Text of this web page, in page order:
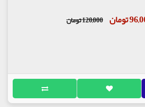
تومان 120,000 تومان